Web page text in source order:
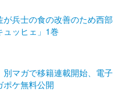
兵士の食の改善のため西部
ュッヒェ」1巻
別マガで移籍連載開始、電子
ポケ無料公開